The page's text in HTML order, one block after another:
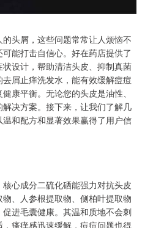
头屑，这些问题常常让人烦恼不
能打击自信心。好在药店提供了
设计，帮助清洁头皮、抑制真菌
屑止痒洗发水，能有效缓解痘痘
康平衡。无论您的头皮是油性、
决方案。接下来，让我们了解几
和配方和显著效果赢得了用户信
心成分二硫化硒能强力对抗头皮
、人参根提取物、侧柏叶提取物
进毛囊健康。其温和质地不会刺
瘙痒感迅速缓解，痘痘问题也得